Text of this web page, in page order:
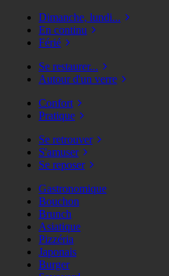
Dimanche, lundi...
En continu
Férié
Se restaurer...
Autour d'un verre
Confort
Pratique
Se retrouver
S'amuser
Se reposer
Gastronomique
Bouchon
Brunch
Asiatique
Pizzéria
Japonais
Burger